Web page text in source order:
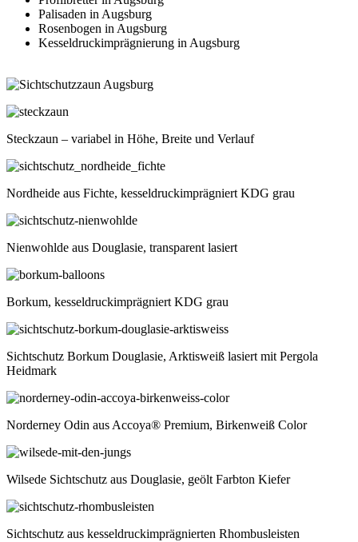
Palisaden in Augsburg
Rosenbogen in Augsburg
Kesseldruckimprägnierung in Augsburg
Steckzaun – variabel in Höhe, Breite und Verlauf
Nordheide aus Fichte, kesseldruckimprägniert KDG grau
Nienwohlde aus Douglasie, transparent lasiert
Borkum, kesseldruckimprägniert KDG grau
Sichtschutz Borkum Douglasie, Arktisweiß lasiert mit Pergola
Heidmark
Norderney Odin aus Accoya® Premium, Birkenweiß Color
Wilsede Sichtschutz aus Douglasie, geölt Farbton Kiefer
Sichtschutz aus kesseldruckimprägnierten Rhombusleisten